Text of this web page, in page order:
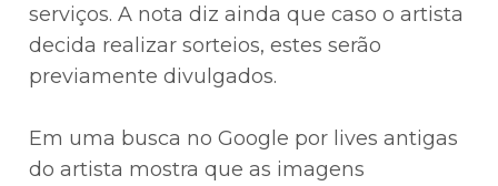
serviços. A nota diz ainda que caso o artista
decida realizar sorteios, estes serão
previamente divulgados.⠀
Em uma busca no Google por lives antigas
do artista mostra que as imagens